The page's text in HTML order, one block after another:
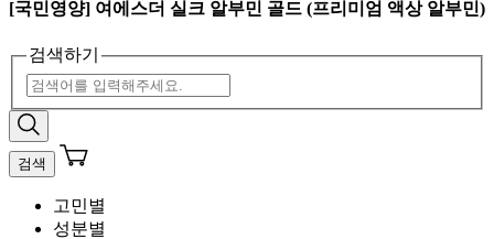
[국민영양] 여에스더 실크 알부민 골드 (프리미엄 액상 알부민)
검색하기
검색
고민별
성분별